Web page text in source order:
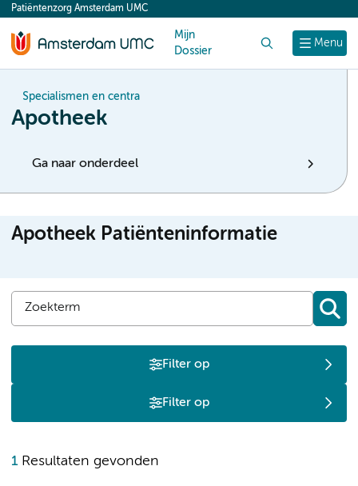
content
Menu
Patiëntenzorg Amsterdam UMC
Mijn
Dossier
Specialismen en centra
Apotheek
Ga naar onderdeel
Apotheek Patiënteninformatie
Filter op
Filter op
1Resultaten gevonden